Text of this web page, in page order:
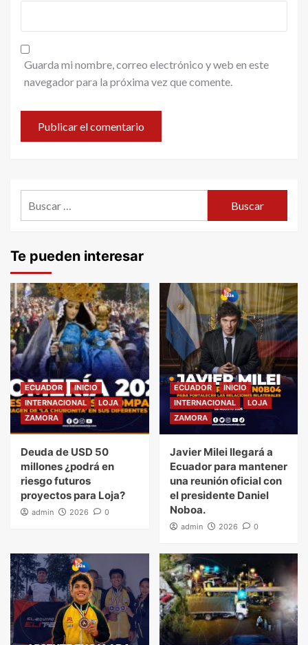
Guarda mi nombre, correo electrónico y web en este
navegador para la próxima vez que comente.
Te pueden interesar
ECUADOR
INICIO
INTERNACIONAL
LOJA
ZAMORA
Deuda de USD 50
millones ¿podrá en
riesgo futuros
proyectos para Loja?
admin 2026 0
ECUADOR
INICIO
INTERNACIONAL
LOJA
ZAMORA
Javier Milei llegará a
Ecuador para mantener
una reunión oficial con
el presidente Daniel
Noboa.
admin 2026 0